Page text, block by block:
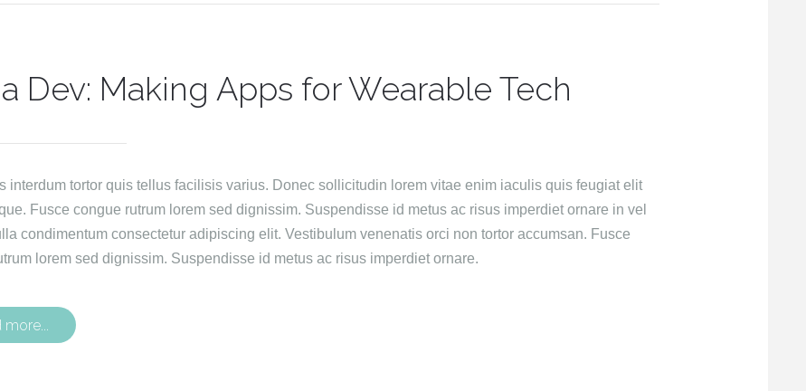
Dev: Making Apps for Wearable Tech
interdum tortor quis tellus facilisis varius. Donec sollicitudin lorem vitae enim iaculis quis feugiat elit
Fusce congue rutrum lorem sed dignissim. Suspendisse id metus ac risus imperdiet ornare in vel
condimentum consectetur adipiscing elit. Vestibulum venenatis orci non tortor accumsan. Fusce
lorem sed dignissim. Suspendisse id metus ac risus imperdiet ornare.
more...